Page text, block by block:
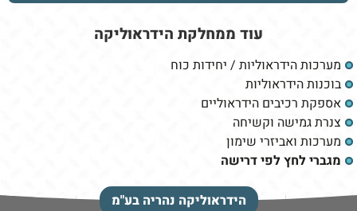
עוד ממחלקת הידראוליקה
מערכות הידראוליות / יחידות כוח
בוכנות הידראוליות
אספקת רכיבים הידראוליים
צנרת גמישה וקשיחה
מערכות ואביזרי שימון
מגברי לחץ לפי דרישה
הידראוליקה נהריה בע"מ